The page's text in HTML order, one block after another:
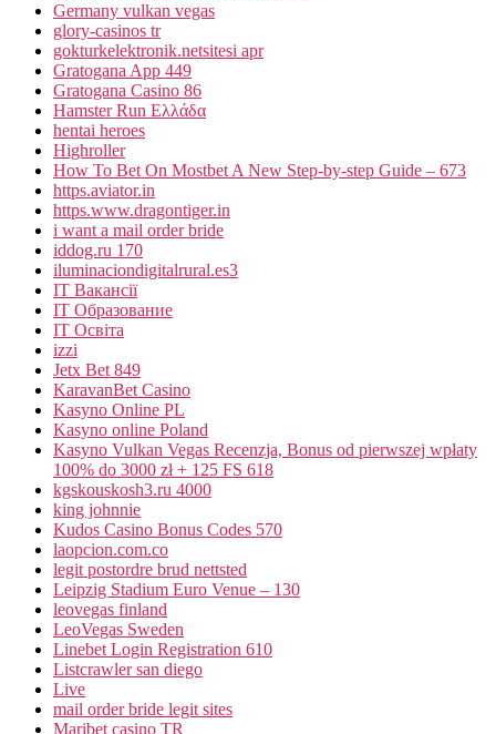
Germany vulkan vegas
glory-casinos tr
gokturkelektronik.netsitesi apr
Gratogana App 449
Gratogana Casino 86
Hamster Run Ελλάδα
hentai heroes
Highroller
How To Bet On Mostbet A New Step-by-step Guide – 673
https.aviator.in
https.www.dragontiger.in
i want a mail order bride
iddog.ru 170
iluminaciondigitalrural.es3
IT Вакансії
IT Образование
IT Освіта
izzi
Jetx Bet 849
KaravanBet Casino
Kasyno Online PL
Kasyno online Poland
Kasyno Vulkan Vegas Recenzja, Bonus od pierwszej wpłaty
100% do 3000 zł + 125 FS 618
kgskouskosh3.ru 4000
king johnnie
Kudos Casino Bonus Codes 570
laopcion.com.co
legit postordre brud nettsted
Leipzig Stadium Euro Venue – 130
leovegas finland
LeoVegas Sweden
Linebet Login Registration 610
Listcrawler san diego
Live
mail order bride legit sites
Maribet casino TR